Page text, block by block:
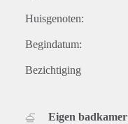
Huisgenoten:
Begindatum:
Bezichtiging
Eigen badkamer